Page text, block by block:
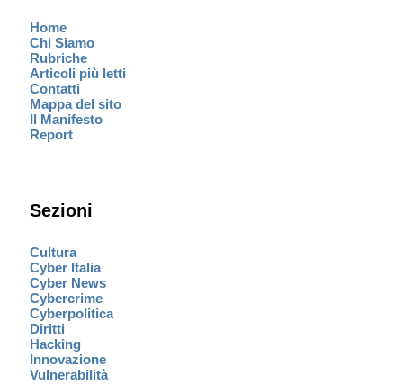
Home
Chi Siamo
Rubriche
Articoli più letti
Contatti
Mappa del sito
Il Manifesto
Report
Sezioni
Cultura
Cyber Italia
Cyber News
Cybercrime
Cyberpolitica
Diritti
Hacking
Innovazione
Vulnerabilità